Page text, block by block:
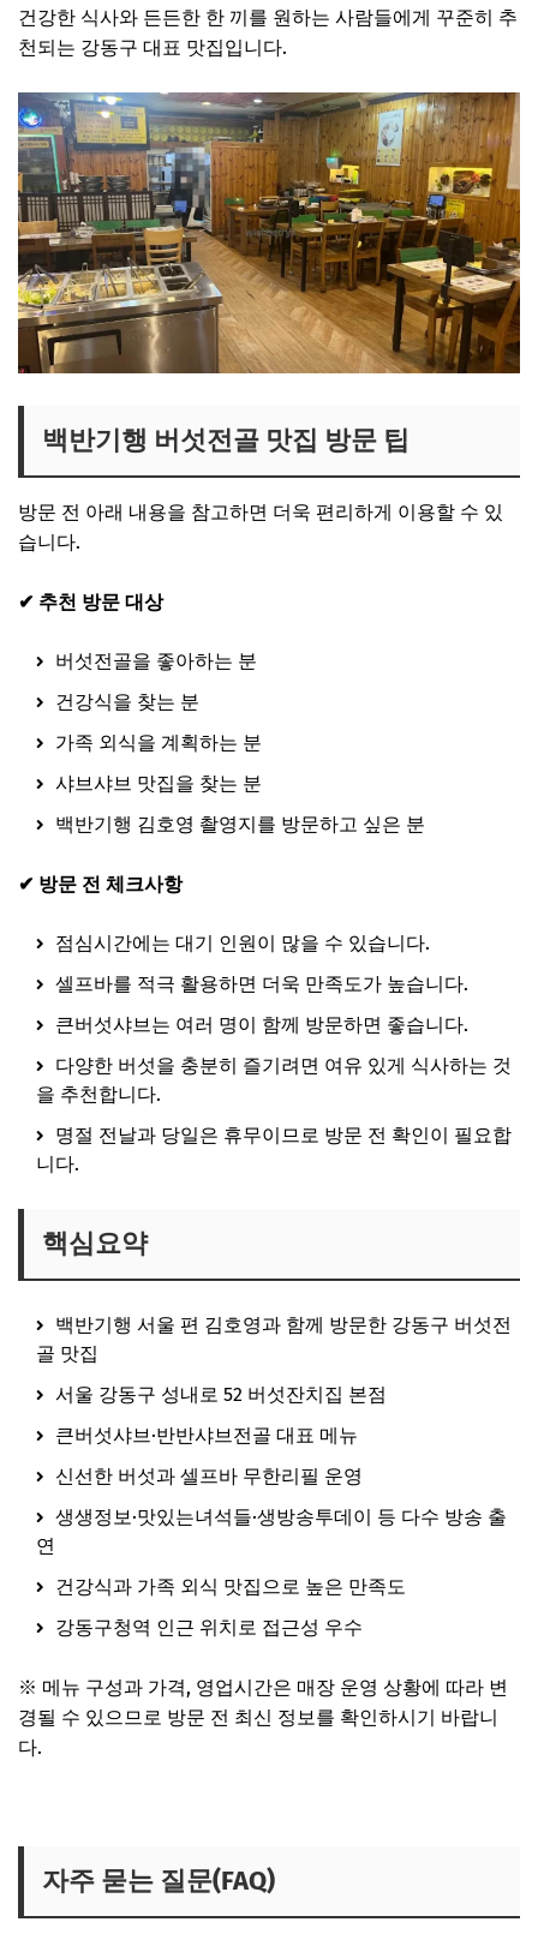
건강한 식사와 든든한 한 끼를 원하는 사람들에게 꾸준히 추
천되는 강동구 대표 맛집입니다.
백반기행 버섯전골 맛집 방문 팁
방문 전 아래 내용을 참고하면 더욱 편리하게 이용할 수 있
습니다.
✔ 추천 방문 대상
버섯전골을 좋아하는 분
건강식을 찾는 분
가족 외식을 계획하는 분
샤브샤브 맛집을 찾는 분
백반기행 김호영 촬영지를 방문하고 싶은 분
✔ 방문 전 체크사항
점심시간에는 대기 인원이 많을 수 있습니다.
셀프바를 적극 활용하면 더욱 만족도가 높습니다.
큰버섯샤브는 여러 명이 함께 방문하면 좋습니다.
다양한 버섯을 충분히 즐기려면 여유 있게 식사하는 것
을 추천합니다.
명절 전날과 당일은 휴무이므로 방문 전 확인이 필요합
니다.
핵심요약
백반기행 서울 편 김호영과 함께 방문한 강동구 버섯전
골 맛집
서울 강동구 성내로 52 버섯잔치집 본점
큰버섯샤브·반반샤브전골 대표 메뉴
신선한 버섯과 셀프바 무한리필 운영
생생정보·맛있는녀석들·생방송투데이 등 다수 방송 출
연
건강식과 가족 외식 맛집으로 높은 만족도
강동구청역 인근 위치로 접근성 우수
※ 메뉴 구성과 가격, 영업시간은 매장 운영 상황에 따라 변
경될 수 있으므로 방문 전 최신 정보를 확인하시기 바랍니
다.
자주 묻는 질문(FAQ)